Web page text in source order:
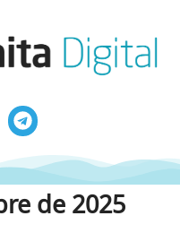
de 2025